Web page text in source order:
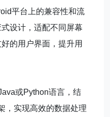
平台上的兼容性和流
设计，适配不同屏幕
的用户界面，提升用
或Python语言，结
，实现高效的数据处理